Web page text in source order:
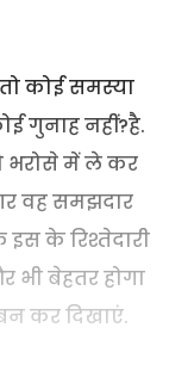
कोई समस्या
गुनाह नहीं?है.
भरोसे में ले कर
वह समझदार
इस के रिश्तेदारी
भी बेहतर होगा
कर दिखाएं.